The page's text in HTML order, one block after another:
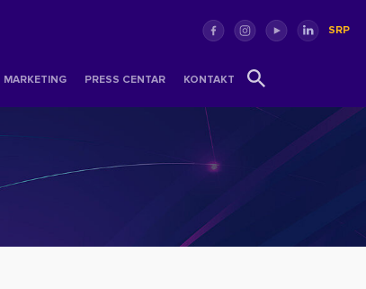
SRP
MARKETING PRESS CENTAR KONTAKT